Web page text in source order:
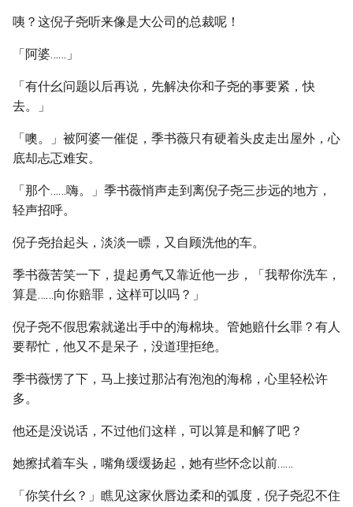
咦？这倪子尧听来像是大公司的总裁呢！
「阿婆……」
「有什幺问题以后再说，先解决你和子尧的事要紧，快
去。」
「噢。」被阿婆一催促，季书薇只有硬着头皮走出屋外，心
底却忐忑难安。
「那个……嗨。」季书薇悄声走到离倪子尧三步远的地方，
轻声招呼。
倪子尧抬起头，淡淡一瞟，又自顾洗他的车。
季书薇苦笑一下，提起勇气又靠近他一步，「我帮你洗车，
算是……向你赔罪，这样可以吗？」
倪子尧不假思索就递出手中的海棉块。管她赔什幺罪？有人
要帮忙，他又不是呆子，没道理拒绝。
季书薇愣了下，马上接过那沾有泡泡的海棉，心里轻松许
多。
他还是没说话，不过他们这样，可以算是和解了吧？
她擦拭着车头，嘴角缓缓扬起，她有些怀念以前……
「你笑什幺？」瞧见这家伙唇边柔和的弧度，倪子尧忍不住